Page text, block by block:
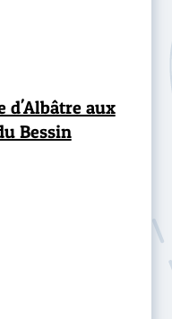
d'Albâtre aux
Bessin